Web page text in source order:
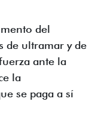
del
de ultramar y de
ante la
la
se paga a sí